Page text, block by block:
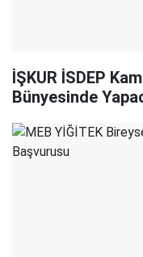
İŞKUR İSDEP
Bünyesinde